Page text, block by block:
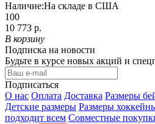
Наличие:На складе в США
100
10 773 р.
В корзину
Подписка на новости
Будьте в курсе новых акций и
Подписаться
О нас Оплата Доставка Размеры
Детские размеры Размеры
подходит всем Совместные